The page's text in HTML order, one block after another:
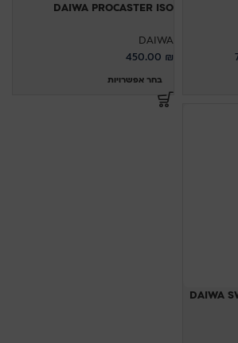
DAIWA PROCASTER ISO
DAIWA
450.00 ₪
בחר אפשרויות
DAIWA